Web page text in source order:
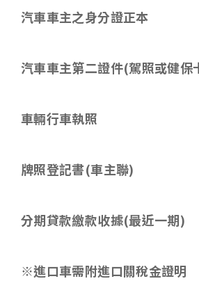
汽車車主之身分證正本
汽車車主第二證件(駕照或健保
車輛行車執照
牌照登記書(車主聯)
分期貸款繳款收據(最近一期)
※進口車需附進口關稅金證明